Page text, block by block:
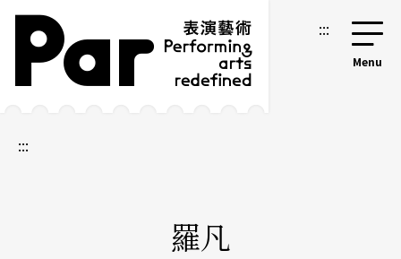
跳到主要內容區塊
網站導覽 :::
:::
羅凡